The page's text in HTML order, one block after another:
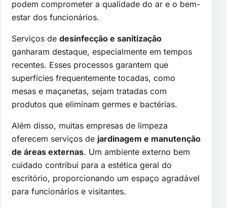
podem comprometer a qualidade do ar e o bem-
estar dos funcionários.
Serviços de desinfecção e sanitização
ganharam destaque, especialmente em tempos
recentes. Esses processos garantem que
superfícies frequentemente tocadas, como
mesas e maçanetas, sejam tratadas com
produtos que eliminam germes e bactérias.
Além disso, muitas empresas de limpeza
oferecem serviços de jardinagem e manutenção
de áreas externas. Um ambiente externo bem
cuidado contribui para a estética geral do
escritório, proporcionando um espaço agradável
para funcionários e visitantes.